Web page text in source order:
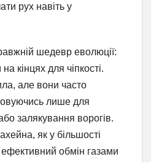
рух навіть у
шедевр еволюції:
кінцях для чіпкості.
але вони часто
лише для
залякування ворогів.
як у більшості
обмін газами